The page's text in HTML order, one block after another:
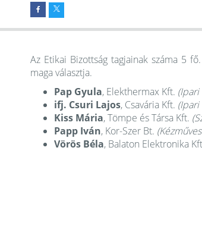
Az Etikai Bizottság tagjainak száma 5
maga választja.
Pap Gyula, Elekthermax Kft. (Ipari
ifj. Csuri Lajos, Csavária Kft. (Ipari
Kiss Mária, Tömpe és Társa Kft.
Papp Iván, Kor-Szer Bt.
Vörös Béla, Balaton Elektronika